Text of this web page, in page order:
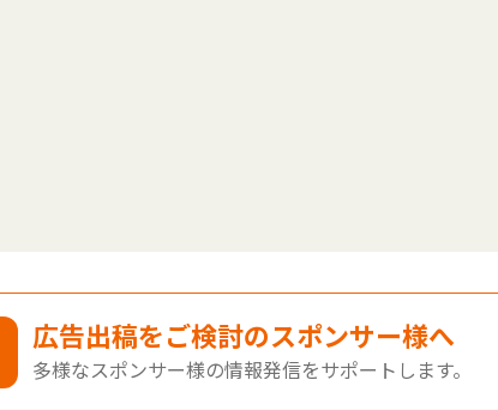
広告出稿をご検討のスポンサー様へ
多様なスポンサー様の情報発信をサポートします。